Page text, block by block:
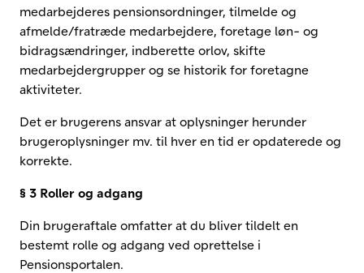
medarbejderes pensionsordninger, tilmelde og
afmelde/fratræde medarbejdere, foretage løn- og
bidragsændringer, indberette orlov, skifte
medarbejdergrupper og se historik for foretagne
aktiviteter.
Det er brugerens ansvar at oplysninger herunder
brugeroplysninger mv. til hver en tid er opdaterede og
korrekte.
§ 3 Roller og adgang
Din brugeraftale omfatter at du bliver tildelt en
bestemt rolle og adgang ved oprettelse i
Pensionsportalen.